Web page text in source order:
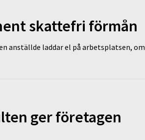
skattefri förmån
anställde laddar el på arbetsplatsen, om
ger företagen